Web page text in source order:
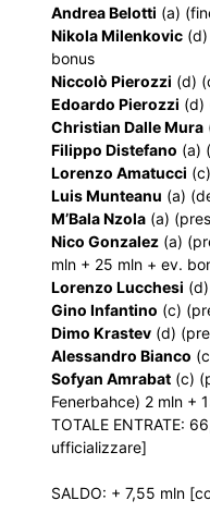
Andrea Belotti (a)
Nikola Milenkovic
bonus
Niccolò Pierozzi (d)
Edoardo Pierozzi (d)
Christian Dalle Mura
Filippo Distefano (a)
Lorenzo Amatucci
Luis Munteanu (a)
M’Bala Nzola (a)
Nico Gonzalez (a)
mln + 25 mln + ev.
Lorenzo Lucchesi
Gino Infantino (c)
Dimo Krastev (d)
Alessandro Bianco
Sofyan Amrabat (c)
Fenerbahce) 2 mln +
TOTALE ENTRATE:
ufficializzare]
SALDO: + 7,55 mln